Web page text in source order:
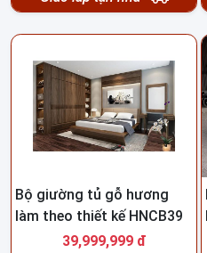
Bộ giường tủ gỗ hương
làm theo thiết kế HNCB39
39,999,999 đ